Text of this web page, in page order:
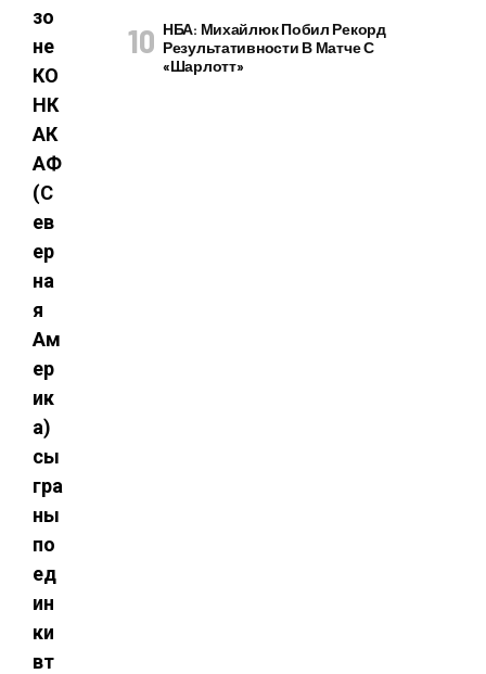
зо
не
КО
НК
АК
АФ
(С
ев
ер
на
я
Ам
ер
ик
а)
сы
гра
ны
по
ед
ин
ки
вт
НБА: Михайлюк Побил Рекорд
Результативности В Матче С
«Шарлотт»